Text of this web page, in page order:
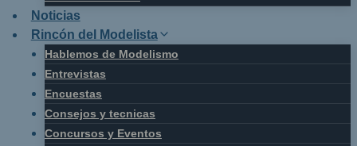
Noticias
Rincón del Modelista
Hablemos de Modelismo
Entrevistas
Encuestas
Consejos y tecnicas
Concursos y Eventos